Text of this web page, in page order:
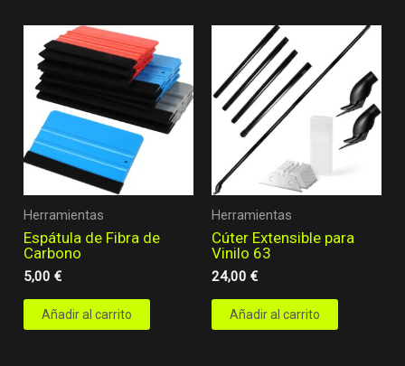
Herramientas
Espátula de Fibra de
Carbono
5,00€
Añadir al carrito
Herramientas
Cúter Extensible para
Vinilo 63
24,00 €
Añadir al carrito